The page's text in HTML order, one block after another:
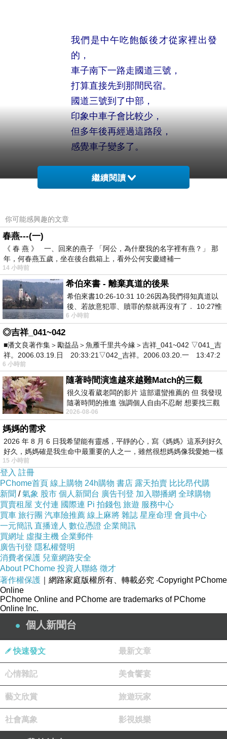
我們是中午吃飽飯後才從家裡出發
的，
車子南下一路走國道三號，
打算直接先到那間民宿。
國道三號到了中部，
印象中車子會比較少，
但多年後再經過這路段，
感覺車子變多了。
彷彿颱風天的暴雨，
雨刷雖然賣力地快速左右刷除，
但是擋風玻璃瞬間就被暴雨攻佔，
視線非常差。
車速也都慢了許多，
大家都小心翼翼地駕駛著。
還好進入南投以後，
雨勢就變小了，
我們終於安全地抵達民宿了。
這民宿是新開的，
設備還不錯，
寬敞的大廳、餐廳，
房間也很大，
還有一個景觀小陽台，
幾乎沒有可以挑剔的。
若硬是要說缺點，
在移動的時候會有刷刷的聲音。
我想那是材質的問題，
也會有同樣的困擾。
第一天的晚餐，
我們是在鎮上的一家麵店吃的。
我叫的是麻醬麵和扁食湯，
繼續閱讀
你可能感興趣的文章
春燕---(一)
《 春 燕 》 一、回來的燕子 「阿公，為什麼我的名字裡有燕？」 那
年，何春燕五歲，坐在後台戲箱上，看外公何安慶縫補一
14 小時前
希伯來書 - 離棄真道的後果
希伯來書10:26-10:31 10:26因為我們得知真道以
後、若故意犯罪、贖罪的祭就再沒有了． 10:27惟
有戰懼等候審判和那燒滅眾敵人的烈火
6 小時前
◎吉祥_041~042
■潘文良著作集＞勵益品＞魚雁千里共今緣＞吉祥_041~042 ▽041_吉
祥。2006.03.19.日 20:33:21▽042_吉祥。2006.03.20.一 13:47:2
6 小時前
隨著時間演進越來越難Match的三觀
很久沒看葳老闆的影片 這部還蠻推薦的 但 我發現
隨著時間的推進 強調個人自由不忍耐 想要找三觀
接近的不要說對象 連朋友都超
2026-08-06
媽媽的需求
2026 年 8 月 6 日我希望能有靈感，平靜的心，寫《媽媽》這系列好久
好久，媽媽確是我生命中最重要的人之一，雖然很想媽媽像我愛她一樣
15 小時前
登入 註冊
PChome首頁 線上購物 24h購物 書店 露天拍賣 比比昂代購
新聞 /氣象 股市 個人新聞台 廣告刊登 加入聯播網 全球購物
買賣租屋 支付連 國際連 Pi 拍錢包 旅遊 服務中心
買車 旅行團 汽車險推薦 線上麻將 雜誌 星座命理 會員中心
一元簡訊 直播達人 數位憑證 企業簡訊
買網址 虛擬主機 企業郵件
廣告刊登 隱私權聲明
消費者保護 兒童網路安全
About PChome 投資人聯絡 徵才
著作權保護 ｜網路家庭版權所有、轉載必究 ‧Copyright PChome
Online
PChome Online and PChome are trademarks of PChome
Online Inc.
個人新聞台
快速發文 最新文章
心情雜記 美食饗宴
藝文欣賞 旅遊玩家
社會萬象 影視娛樂